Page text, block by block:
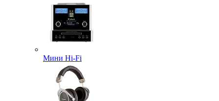
Мини Hi-Fi